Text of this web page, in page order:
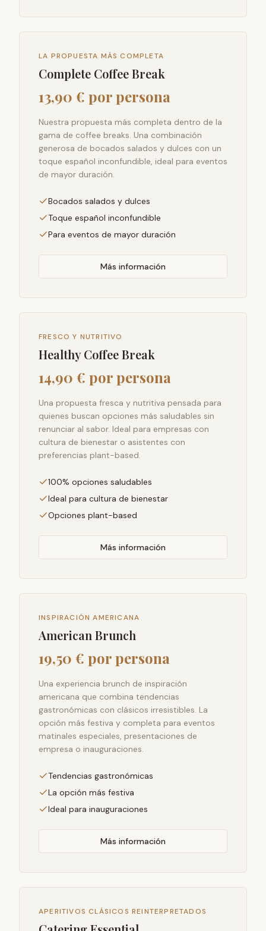
LA PROPUESTA MÁS COMPLETA
Complete Coffee Break
13,90 € por persona
Nuestra propuesta más completa dentro de la
gama de coffee breaks. Una combinación
generosa de bocados salados y dulces con un
toque español inconfundible, ideal para eventos
de mayor duración.
Bocados salados y dulces
Toque español inconfundible
Para eventos de mayor duración
Más información
FRESCO Y NUTRITIVO
Healthy Coffee Break
14,90 € por persona
Una propuesta fresca y nutritiva pensada para
quienes buscan opciones más saludables sin
renunciar al sabor. Ideal para empresas con
cultura de bienestar o asistentes con
preferencias plant-based.
100% opciones saludables
Ideal para cultura de bienestar
Opciones plant-based
Más información
INSPIRACIÓN AMERICANA
American Brunch
19,50 € por persona
Una experiencia brunch de inspiración
americana que combina tendencias
gastronómicas con clásicos irresistibles. La
opción más festiva y completa para eventos
matinales especiales, presentaciones de
empresa o inauguraciones.
Tendencias gastronómicas
La opción más festiva
Ideal para inauguraciones
Más información
APERITIVOS CLÁSICOS REINTERPRETADOS